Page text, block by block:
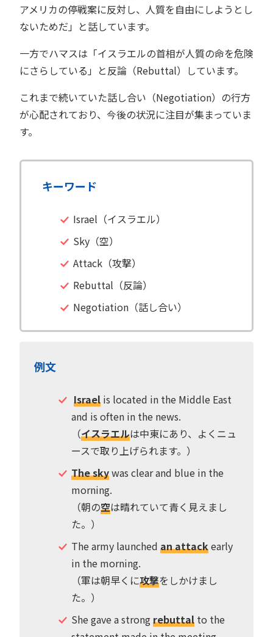
アメリカの停戦案に反対し、人質を自由にしようとし
ないためだ」と話しています。
一方でハマスは「イスラエルの首相が人質の命を危険
にさらしている」と反論（Rebuttal）しています。
これまで続いていた話し合い（Negotiation）の行方
が心配されており、今後の状況に注目が集まっていま
す。
キーワード
Israel（イスラエル）
Sky（空）
Attack（攻撃）
Rebuttal（反論）
Negotiation（話し合い）
例文
Israelis located in the Middle East
and is often in the news.
（イスラエルは中東にあり、よくニュ
ースで取り上げられます。）
The skywas clear and blue in the
morning.
（朝の空は晴れていて青く見えまし
た。）
The army launched an attackearly
in the morning.
（軍は朝早くに攻撃をしかけまし
た。）
She gave a strongrebuttalto the